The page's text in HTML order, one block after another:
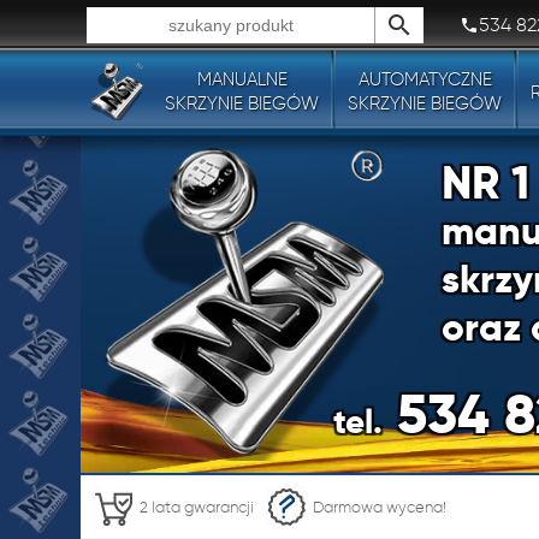
Wszystkie typy produktów!
534
MANUALNE
SKRZYNIE BIEGÓW
AUTOMATYCZNE
SKRZYNIE BIEGÓW
tel.534
NR
oraz
NR
2 lata gwarancji Darmowa wycena!